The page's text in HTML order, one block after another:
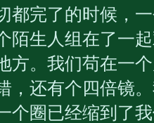
都完了的时候，
陌生人组在了一
方。我们苟在一
，还有个四倍镜
个圈已经缩到了